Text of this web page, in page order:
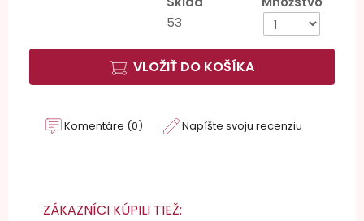
53
VLOŽIŤ DO KOŠÍKA
Komentáre (0) Napíšte svoju recenziu
ZÁKAZNÍCI KÚPILI TIEŽ: